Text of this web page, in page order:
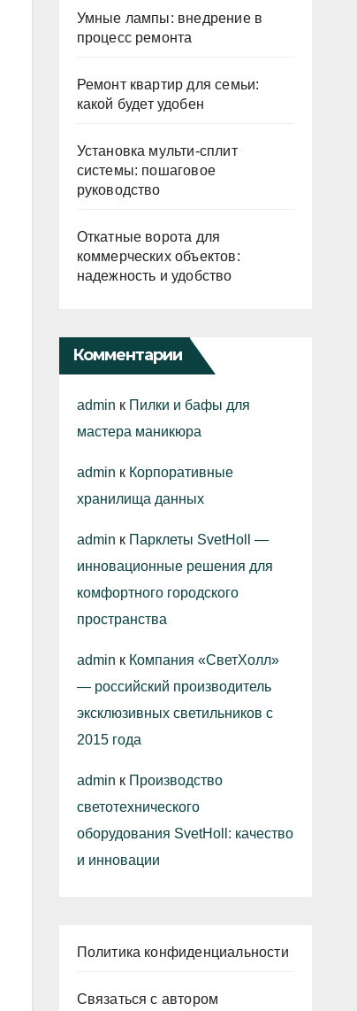
Умные лампы: внедрение в
процесс ремонта
Ремонт квартир для семьи:
какой будет удобен
Установка мульти-сплит
системы: пошаговое
руководство
Откатные ворота для
коммерческих объектов:
надежность и удобство
Комментарии
admin к Пилки и бафы для
мастера маникюра
admin к Корпоративные
хранилища данных
admin к Парклеты SvetHoll —
инновационные решения для
комфортного городского
пространства
admin к Компания «СветХолл»
— российский производитель
эксклюзивных светильников с
2015 года
admin к Производство
светотехнического
оборудования SvetHoll: качество
и инновации
Политика конфиденциальности
Связаться с автором